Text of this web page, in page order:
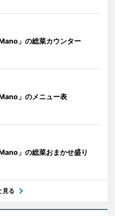
」の総菜カウンター
」のメニュー表
」の総菜おまかせ盛り
見る